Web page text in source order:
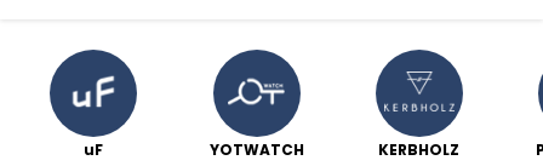
uF YOTWATCH KERBHOLZ